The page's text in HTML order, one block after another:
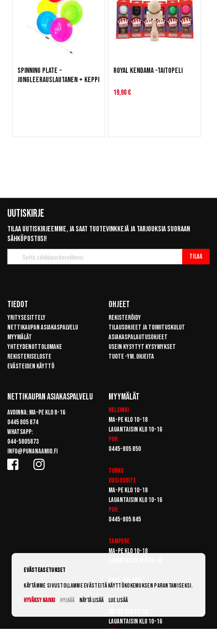
Spinning Plate -
jongleerauslautanen + keppi
Royal Kendama -taitopeli
19,90 €
Uutiskirje
Tilaa uutiskirjeemme, ja saat tuotevinkkejä ja tarjouksia suoraan
sähköpostiisi!
uutiskirje
Tilaa
Tiedot
Yritysesittely
Nettikaupan asiakaspalvelu
Myymälät
Yhteydenottolomake
Rekisteriseloste
Evästeiden käyttö
Ohjeet
Rekisteröidy
Tilausohjeet ja toimituskulut
Asiakaspalautusohjeet
Usein kysytyt kysymykset
Tuote -ym. ohjeita
Nettikaupan Asiakaspalvelu
Avoinna: Ma-pe klo 8-16
0445 805 874
Whatsapp:
044-5805873
info@punanaamio.fi
Myymälät
Helsinki
Ma-pe klo 10-18
Lauantaisin klo 10-16
Puh:
0445-805 850
Turku
Uusi osoite
Ma-pe klo 10-18
Lauantaisin klo 10-16
Puh:
0445-805 845
Tampere
Ma-pe klo 10-18
Vantaa
Lauantaisin klo 10-16
Puh:
Evästeasetukset
Käytämme sivustollamme evästeitä käyttökokemuksen parantamiseksi.
Hyväksy kaikki
Hylkää Näytä lisää Lue lisää